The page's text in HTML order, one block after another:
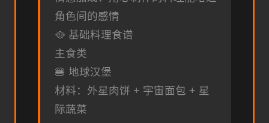
角色间的感情
🥘 基础料理食谱
主食类
🍔 地球汉堡
材料：外星肉饼 + 宇宙面包 + 星
际蔬菜